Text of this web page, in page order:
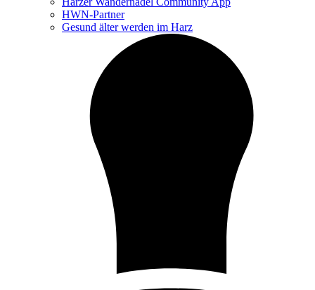
HWN-Partner
Gesund älter werden im Harz